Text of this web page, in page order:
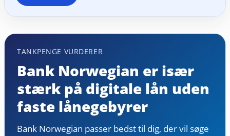
TANKPENGE VURDERER
Bank Norwegian er især
stærk på digitale lån uden
faste lånegebyrer
Bank Norwegian passer bedst til dig, der vil søge